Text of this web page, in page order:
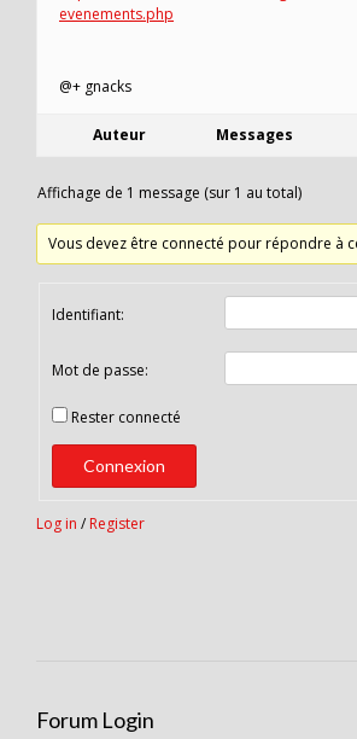
evenements.php
@+ gnacks
Auteur Messages
Affichage de 1 message (sur 1 au total)
Vous devez être connecté pour répondre à
Identifiant:
Mot de passe:
Rester connecté
Connexion
Log in / Register
Forum Login